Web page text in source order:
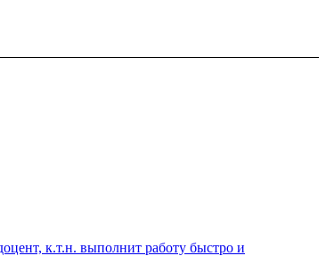
к.т.н. выполнит работу быстро и